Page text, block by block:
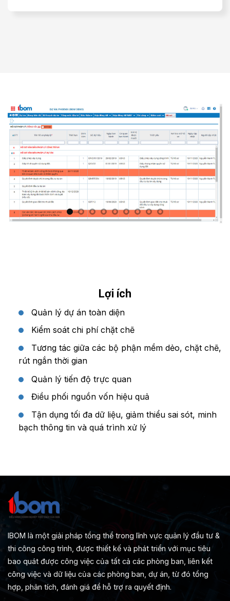
Lợi ích
Quản lý dự án toàn diện
Kiểm soát chi phí chặt chẽ
Tương tác giữa các bộ phận mềm dẻo, chặt chẽ,
rút ngắn thời gian
Quản lý tiến độ trực quan
Điều phối nguồn vốn hiệu quả
Tận dụng tối đa dữ liệu, giảm thiểu sai sót, minh
bạch thông tin và quá trình xử lý
IBOM là một giải pháp tổng thể trong lĩnh vực quản lý đầu tư &
thi công công trình, được thiết kế và phát triển với mục tiêu
bao quát được công việc của tất cả các phòng ban, liên kết
công việc và dữ liệu của các phòng ban, dự án, từ đó tổng
hợp, phân tích, đánh giá để hỗ trợ ra quyết định.